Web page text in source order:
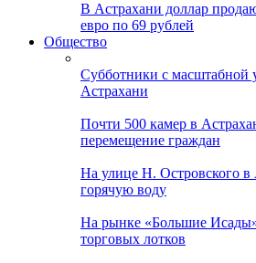
В Астрахани доллар
евро по 69 рублей
Общество
Субботники с масштабной
Астрахани
Почти 500 камер в
перемещение граждан
На улице Н. Островского
горячую воду
На рынке «Большие
торговых лотков